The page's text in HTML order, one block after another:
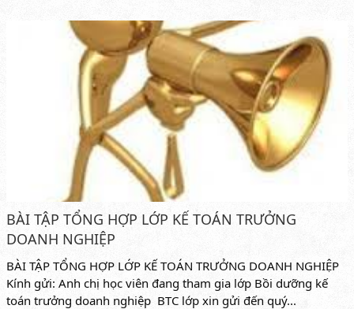
BÀI TẬP TỔNG HỢP LỚP KẾ TOÁN TRƯỞNG
DOANH NGHIỆP
BÀI TẬP TỔNG HỢP LỚP KẾ TOÁN TRƯỞNG DOANH NGHIỆP
Kính gửi: Anh chị học viên đang tham gia lớp Bồi dưỡng kế
toán trưởng doanh nghiệp BTC lớp xin gửi đến quý...